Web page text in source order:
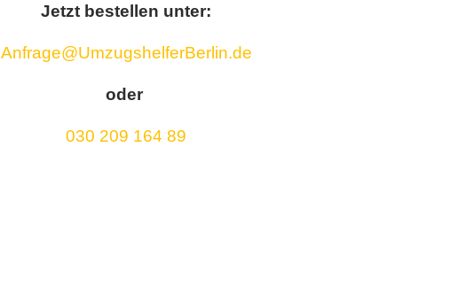
Jetzt bestellen unter:
Anfrage@UmzugshelferBerlin.de
oder
030 209 164 89